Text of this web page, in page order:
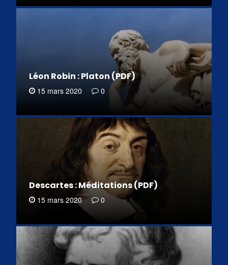
Léon Robin : Platon (PDF)
15 mars 2020 0
Descartes : Méditations (PDF)
15 mars 2020 0